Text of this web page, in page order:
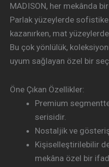
MADISON, her mekânda
Parlak yüzeylerde
kazanırken, mat
Bu çok yönlülük,
uyum sağlayan özel bir
Öne Çıkan Özellikler:
Premium
serisidir.
Nostaljik ve
Kişiselleştirilebilir
mekâna özel bir